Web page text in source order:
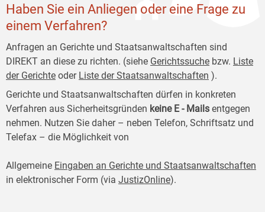
Haben Sie ein Anliegen oder eine Frage zu
einem Verfahren?
Anfragen an Gerichte und Staatsanwaltschaften sind
DIREKT an diese zu richten. (siehe Gerichtssuche bzw. Liste
der Gerichte oder Liste der Staatsanwaltschaften ).
Gerichte und Staatsanwaltschaften dürfen in konkreten
Verfahren aus Sicherheitsgründen keine E - Mails entgegen
nehmen. Nutzen Sie daher – neben Telefon, Schriftsatz und
Telefax – die Möglichkeit von
Allgemeine Eingaben an Gerichte und Staatsanwaltschaften
in elektronischer Form (via JustizOnline).